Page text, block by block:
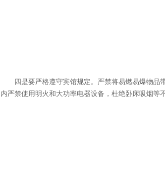
四是要严格遵守宾馆规定。严禁将易燃易爆物品
内严禁使用明火和大功率电器设备，杜绝卧床吸烟等